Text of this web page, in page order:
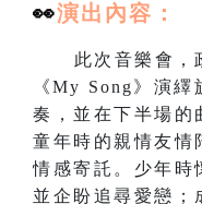
👀演出 內容：
此次音樂會，
《My Song》演
奏，並在下半場的
童年時的親情友情
情感寄託。少年時
並企盼追尋愛戀；